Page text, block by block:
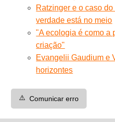
Ratzinger e o caso
verdade está no meio
"A ecologia é como a
criação"
Evangelii Gaudium e
horizontes
⚠️ Comunicar erro